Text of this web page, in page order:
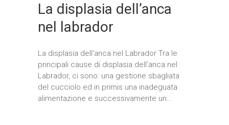
La displasia dell’anca
nel labrador
La displasia dell’anca nel Labrador Tra le
principali cause di displasia dell’anca nel
Labrador, ci sono: una gestione sbagliata
del cucciolo ed in primis una inadeguata
alimentazione e successivamente un…